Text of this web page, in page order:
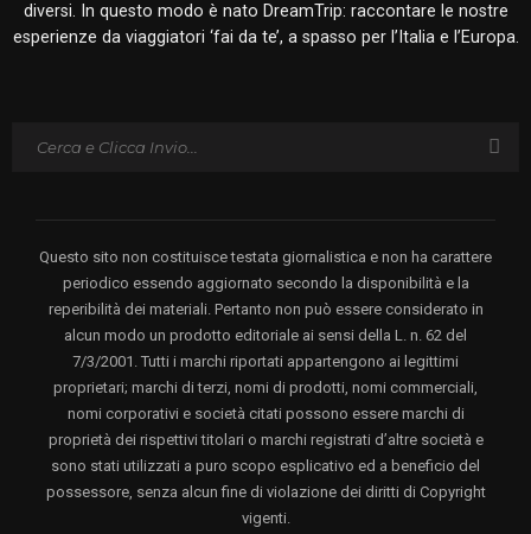
diversi. In questo modo è nato DreamTrip: raccontare le nostre
esperienze da viaggiatori ‘fai da te’, a spasso per l’Italia e l’Europa.
Questo sito non costituisce testata giornalistica e non ha carattere
periodico essendo aggiornato secondo la disponibilità e la
reperibilità dei materiali. Pertanto non può essere considerato in
alcun modo un prodotto editoriale ai sensi della L. n. 62 del
7/3/2001. Tutti i marchi riportati appartengono ai legittimi
proprietari; marchi di terzi, nomi di prodotti, nomi commerciali,
nomi corporativi e società citati possono essere marchi di
proprietà dei rispettivi titolari o marchi registrati d’altre società e
sono stati utilizzati a puro scopo esplicativo ed a beneficio del
possessore, senza alcun fine di violazione dei diritti di Copyright
vigenti.